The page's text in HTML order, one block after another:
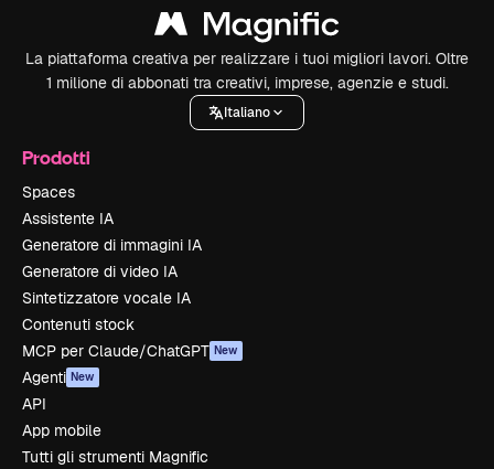
La piattaforma creativa per realizzare i tuoi migliori lavori. Oltre
1 milione di abbonati tra creativi, imprese, agenzie e studi.
Italiano
Prodotti
Spaces
Assistente IA
Generatore di immagini IA
Generatore di video IA
Sintetizzatore vocale IA
Contenuti stock
MCP per Claude/ChatGPT New
Agenti New
API
App mobile
Tutti gli strumenti Magnific